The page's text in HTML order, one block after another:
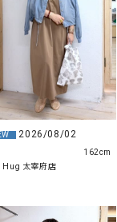
2026/08/02
Hug 太宰府店
162cm